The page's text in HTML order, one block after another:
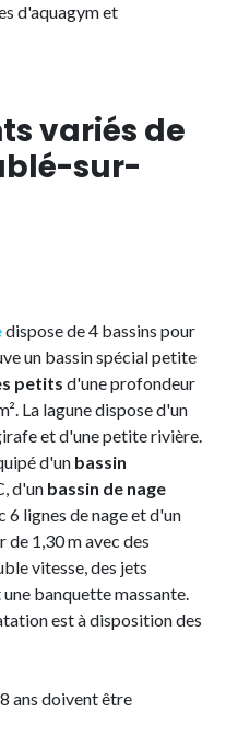
d'aquagym et
variés de
sur-
dispose de 4 bassins pour
un bassin spécial petite
petits d'une profondeur
La lagune dispose d'un
et d'une petite rivière.
d'un bassin
d'un bassin de nage
6 lignes de nage et d'un
1,30 m avec des
vitesse, des jets
banquette massante.
est à disposition des
ans doivent être